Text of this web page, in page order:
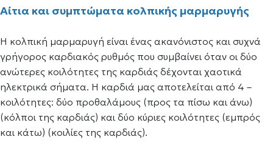
Αίτια και συμπτώματα κολπικής μαρμαρυγής
Η κολπική μαρμαρυγή είναι ένας ακανόνιστος και συχνά
γρήγορος καρδιακός ρυθμός που συμβαίνει όταν οι δύο
ανώτερες κοιλότητες της καρδιάς δέχονται χαοτικά
ηλεκτρικά σήματα. Η καρδιά μας αποτελείται από 4 –
κοιλότητες: δύο προθαλάμους (προς τα πίσω και άνω)
(κόλποι της καρδιάς) και δύο κύριες κοιλότητες (εμπρός
και κάτω) (κοιλίες της καρδιάς).